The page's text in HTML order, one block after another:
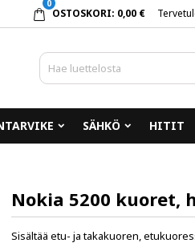
OSTOSKORI
0
0,00 €
SÄHKÖ HITIT
Nokia 5200 kuoret,
Sisältää etu- ja takakuoren,
×
×
×